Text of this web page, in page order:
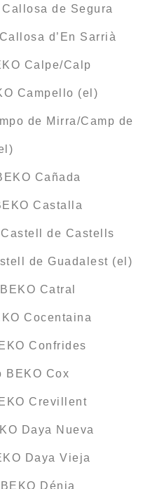
de Segura
d’En Sarrià
Calpe/Calp
Campello (el)
de Mirra/Camp de
Cañada
Castalla
de Castells
de Guadalest (el)
Catral
Cocentaina
Confrides
BEKO Cox
Crevillent
Daya Nueva
Daya Vieja
Dénia